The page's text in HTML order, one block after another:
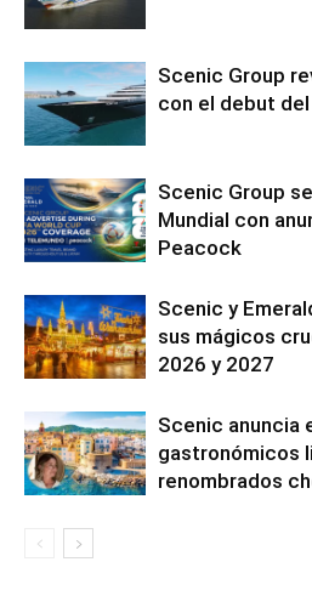
Scenic Group
con el debut
Scenic Group
Mundial con
Peacock
Scenic y
sus mágicos
2026 y 2027
Scenic anuncia
gastronómicos
renombrados